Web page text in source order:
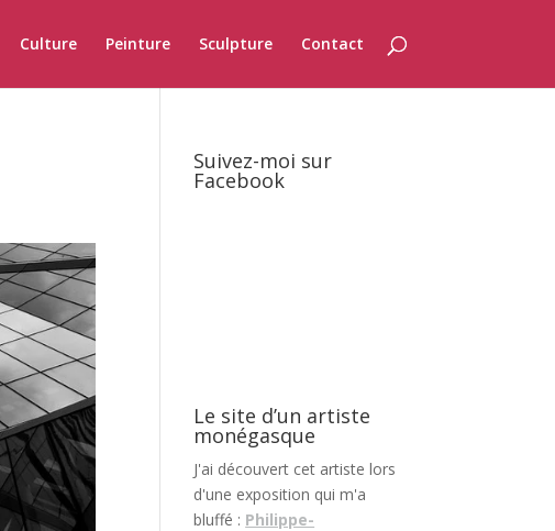
Culture Peinture Sculpture Contact
Suivez-moi sur
Facebook
Le site d’un artiste
monégasque
J'ai découvert cet artiste lors
d'une exposition qui m'a
bluffé : Philippe-